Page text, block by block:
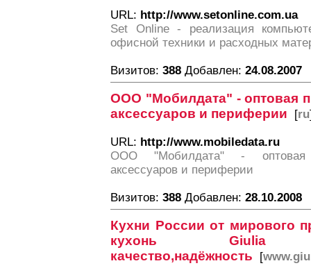
URL: http://www.setonline.com.ua
Set Online - реализация
офисной техники и расходных
Визитов: 388 Добавлен: 24.08.2007
ООО "Мобилдата" - оптовая
аксессуаров и периферии [ru
URL: http://www.mobiledata.ru
ООО "Мобилдата" - оптовая
аксессуаров и периферии
Визитов: 388 Добавлен: 28.10.2008
Кухни России от мирового
кухонь
качество,надёжность [